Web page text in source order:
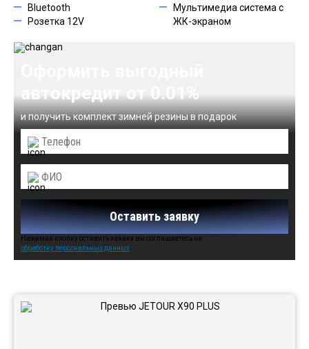
Bluetooth
Розетка 12V
Мультимедиа система с
ЖК-экраном
автокредит от 0.01%
и получить комплект зимней резины в подарок
Оставить заявку
Нажимая кнопку оставить заявку вы соглашаетесь на
обработку персональных данных